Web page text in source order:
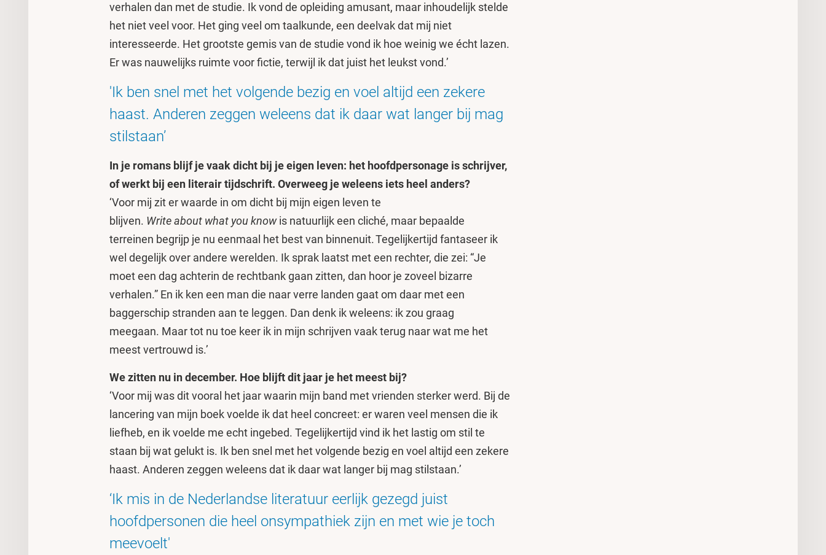
verhalen dan met de studie. Ik vond de opleiding amusant, maar inhoudelijk stelde
het niet veel voor. Het ging veel om taalkunde, een deelvak dat mij niet
interesseerde. Het grootste gemis van de studie vond ik hoe weinig we écht lazen.
Er was nauwelijks ruimte voor fictie, terwijl ik dat juist het leukst vond.’
'Ik ben snel met het volgende bezig en voel altijd een zekere
haast. Anderen zeggen weleens dat ik daar wat langer bij mag
stilstaan’
In je romans blijf je vaak dicht bij je eigen leven: het hoofdpersonage is schrijver,
of werkt bij een literair tijdschrift. Overweeg je weleens iets heel anders?
‘Voor mij zit er waarde in om dicht bij mijn eigen leven te
blijven. Write about what you knowis natuurlijk een cliché, maar bepaalde
terreinen begrijp je nu eenmaal het best van binnenuit. Tegelijkertijd fantaseer ik
wel degelijk over andere werelden. Ik sprak laatst met een rechter, die zei: “Je
moet een dag achterin de rechtbank gaan zitten, dan hoor je zoveel bizarre
verhalen.” En ik ken een man die naar verre landen gaat om daar met een
baggerschip stranden aan te leggen. Dan denk ik weleens: ik zou graag
meegaan. Maar tot nu toe keer ik in mijn schrijven vaak terug naar wat me het
meest vertrouwd is.’
We zitten nu in december. Hoe blijft dit jaar je het meest bij?
‘Voor mij was dit vooral het jaar waarin mijn band met vrienden sterker werd. Bij de
lancering van mijn boek voelde ik dat heel concreet: er waren veel mensen die ik
liefheb, en ik voelde me echt ingebed. Tegelijkertijd vind ik het lastig om stil te
staan bij wat gelukt is. Ik ben snel met het volgende bezig en voel altijd een zekere
haast. Anderen zeggen weleens dat ik daar wat langer bij mag stilstaan.’
‘Ik mis in de Nederlandse literatuur eerlijk gezegd juist
hoofdpersonen die heel onsympathiek zijn en met wie je toch
meevoelt'